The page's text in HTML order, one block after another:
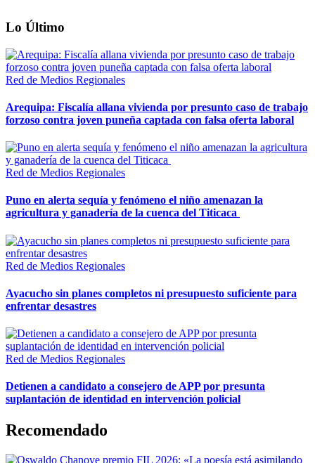
Lo Último
Red de Medios Regionales
Arequipa: Fiscalía allana vivienda por presunto caso de trabajo
forzoso contra joven puneña captada con falsa oferta laboral
Red de Medios Regionales
Puno en alerta sequía y fenómeno el niño amenazan la
agricultura y ganadería de la cuenca del Titicaca
Red de Medios Regionales
Ayacucho sin planes completos ni presupuesto suficiente para
enfrentar desastres
Red de Medios Regionales
Detienen a candidato a consejero de APP por presunta
suplantación de identidad en intervención policial
Recomendado